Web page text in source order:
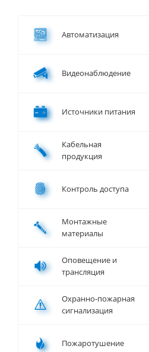
Автоматизация
Видеонаблюдение
Источники питания
Кабельная
продукция
Контроль доступа
Монтажные
материалы
Оповещение и
трансляция
Охранно-пожарная
сигнализация
Пожаротушение